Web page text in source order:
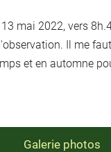
mai 2022, vers
Il me
et en automne
Galerie photos